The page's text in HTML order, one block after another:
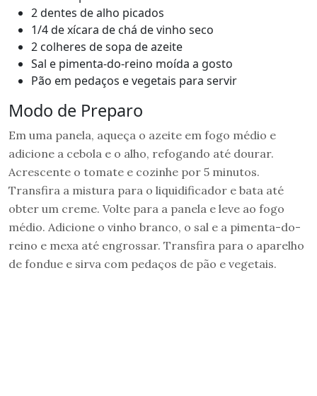
2 dentes de alho picados
1/4 de xícara de chá de vinho seco
2 colheres de sopa de azeite
Sal e pimenta-do-reino moída a gosto
Pão em pedaços e vegetais para servir
Modo de Preparo
Em uma panela, aqueça o azeite em fogo médio e
adicione a cebola e o alho, refogando até dourar.
Acrescente o tomate e cozinhe por 5 minutos.
Transfira a mistura para o liquidificador e bata até
obter um creme. Volte para a panela e leve ao fogo
médio. Adicione o vinho branco, o sal e a pimenta-do-
reino e mexa até engrossar. Transfira para o aparelho
de fondue e sirva com pedaços de pão e vegetais.